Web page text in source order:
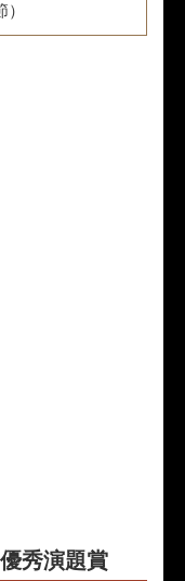
秀演題賞